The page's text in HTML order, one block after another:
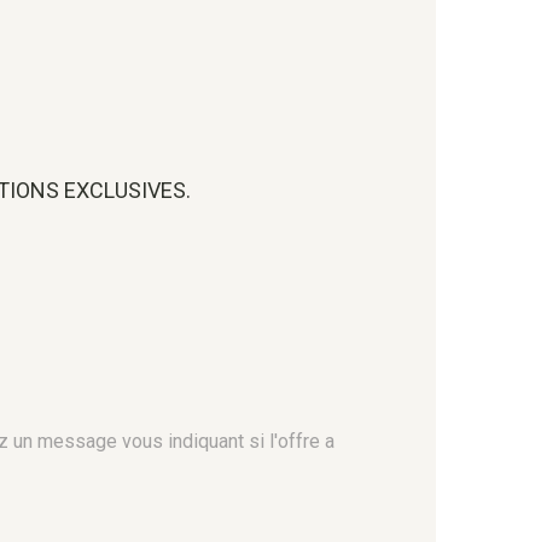
EXCLUSIVES.
un message vous indiquant si l'offre a